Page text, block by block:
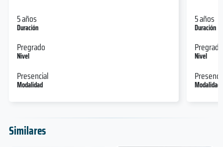
5 años
Duración
Pregrado
Nivel
Presencial
Modalidad
5 años
Duración
Pregrado
Nivel
Modalidad
Similares